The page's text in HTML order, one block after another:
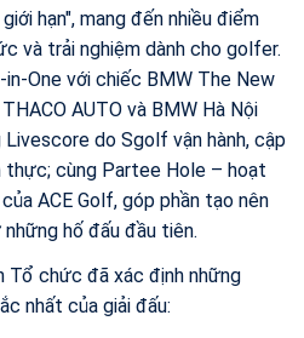
hạn", mang đến nhiều điểm
và trải nghiệm dành cho golfer.
One với chiếc BMW The New
AUTO và BMW Hà Nội
do Sgolf vận hành, cập
cùng Partee Hole – hoạt
ACE Golf, góp phần tạo nên
hố đấu đầu tiên.
Tổ chức đã xác định những
nhất của giải đấu: